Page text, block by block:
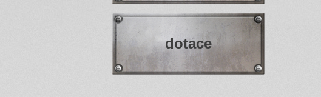
dotace